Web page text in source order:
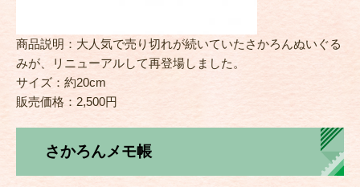
商品説明：大人気で売り切れが続いていたさかろんぬいぐる
みが、リニューアルして再登場しました。
サイズ：約20cm
販売価格：2,500円
さかろんメモ帳